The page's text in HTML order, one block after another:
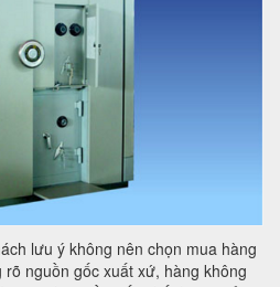
lưu ý không nên chọn mua hàng
nguồn gốc xuất xứ, hàng không